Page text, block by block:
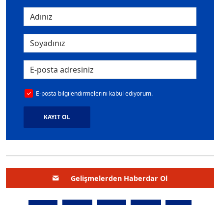
E-posta bilgilendirmelerini kabul ediyorum.
KAYIT OL
Gelişmelerden Haberdar Ol